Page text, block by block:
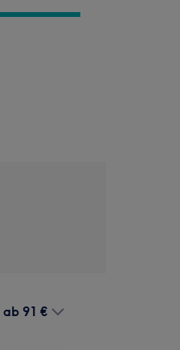
ab 91 €